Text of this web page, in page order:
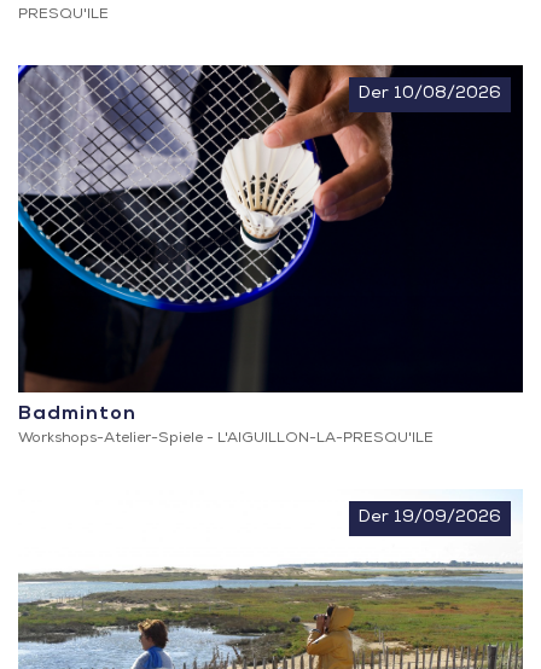
PRESQU'ILE
Der 10/08/2026
Badminton
Workshops-Atelier-Spiele - L'AIGUILLON-LA-PRESQU'ILE
Der 19/09/2026